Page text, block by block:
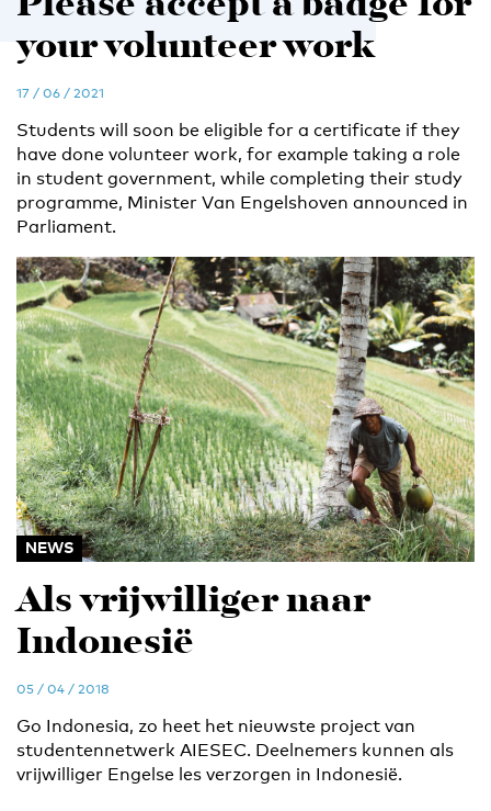
your volunteer work
17 / 06 / 2021
Students will soon be eligible for a certificate if they
have done volunteer work, for example taking a role
in student government, while completing their study
programme, Minister Van Engelshoven announced in
Parliament.
NEWS
Als vrijwilliger naar
Indonesië
05 / 04 / 2018
Go Indonesia, zo heet het nieuwste project van
studentennetwerk AIESEC. Deelnemers kunnen als
vrijwilliger Engelse les verzorgen in Indonesië.